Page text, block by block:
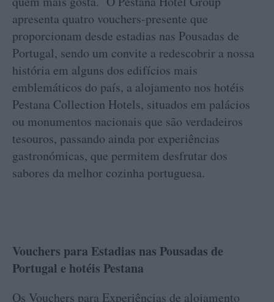
apresenta quatro vouchers-presente que
proporcionam desde estadias nas Pousadas de
Portugal, sendo um convite a redescobrir a nossa
história em alguns dos edifícios mais
emblemáticos do país, a alojamento nos hotéis
Pestana Collection Hotels, situados em palácios
ou monumentos nacionais que são verdadeiros
tesouros, passando ainda por experiências
gastronómicas, que permitem desfrutar dos
sabores da melhor cozinha portuguesa.
Vouchers para Estadias nas Pousadas de
Portugal e hotéis Pestana
Os Vouchers para Experiências de alojamento